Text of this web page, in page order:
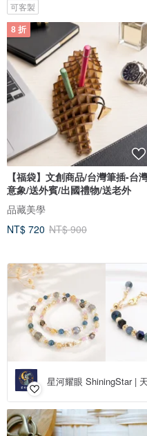
可客製
8 折
【福袋】文創商品/台灣筆插-台
意象/送外賓/出國禮物/送老外
品藏美學
NT$ 720 NT$ 900
星河耀眼 ShiningStar |